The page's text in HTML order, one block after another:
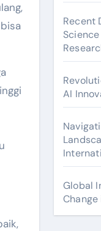
Recent
AI
Global